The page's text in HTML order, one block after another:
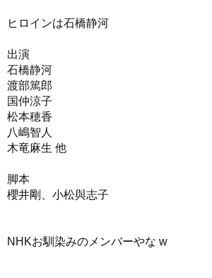
ヒロインは石橋静河
出演
石橋静河
渡部篤郎
国仲涼子
松本穂香
八嶋智人
木竜麻生 他
脚本
櫻井剛、小松與志子
NHKお馴染みのメンバーやな w